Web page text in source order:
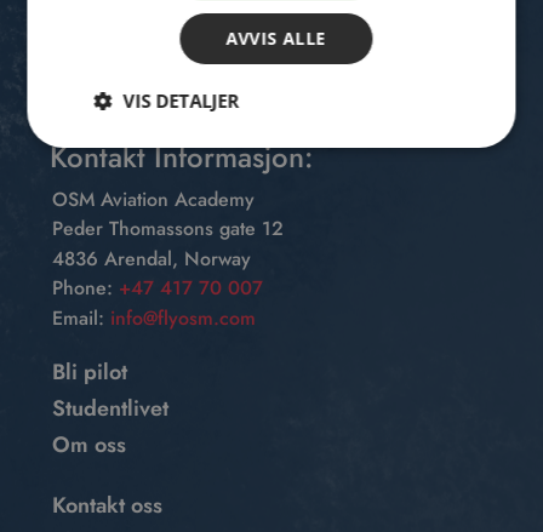
Kontakt Informasjon:
OSM Aviation Academy
Peder Thomassons gate 12
4836 Arendal, Norway
Phone: +47 417 70 007
Email: info@flyosm.com
Bli pilot
Studentlivet
Om oss
Kontakt oss
AVVIS ALLE
VIS DETALJER